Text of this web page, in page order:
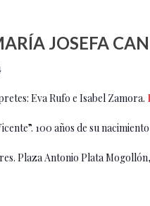
JOSEFA
Eva Rufo e Isabel Zamora.
100 años de su nacimiento
Plaza Antonio Plata